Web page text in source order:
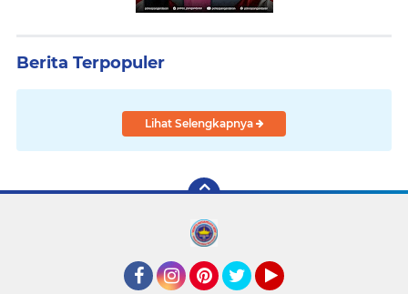
Berita Terpopuler
Lihat Selengkapnya